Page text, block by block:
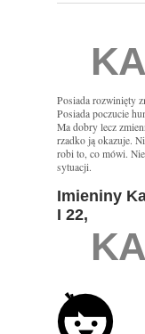
Posiada rozwinięty
Posiada poczucie
Ma dobry lecz
rzadko ją okazuje.
robi to, co mówi.
sytuacji.
Imieniny
I 22,